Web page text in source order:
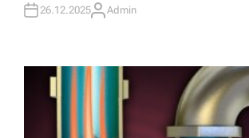
26.12.2025A
R
Admin